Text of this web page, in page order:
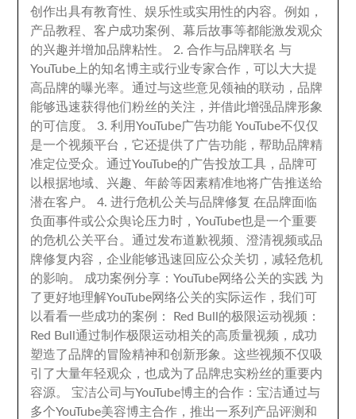
创作出具有教育性 、娱乐性或实用性的内容。例如 ，
产品教程 、客户成功案例 、幕后故事等都能激发观众
的兴趣并增加品牌粘性。 2.合作与品牌联名 与
YouTube上的知名博主或行业专家合作 ， 可以大大提
高品牌的曝光率。通过与这些意见领袖的联动 ，品牌
能够迅速获得他们粉丝的关注 ， 并借此增强品牌形象
的可信度。 3.利用YouTube广告功能 YouTube不仅仅
是一个视频平台 ，它还提供了广告功能 ，帮助品牌精
准定位受众。通过YouTube的广告投放工具 ，品牌可
以根据地域
兴趣 、年龄等因素精准地将广告推送给
潜在客户。 4.进行危机公关与品牌修复 在品牌面临
负面事件或公众舆论压力时 ，YouTube也是一个重要
的危机公关平台 。通过发布道歉视频 、澄清视频或品
牌修复内容 ，企业能够迅速回应公众关切 ，减轻危机
的影响。 成功案例分享 ：YouTube网络公关的实践 为
了更好地理解YouTube网络公关的实际运作 ，我们可
以看看一些成功的案例
： Red Bull的极限运动视频 ：
Red Bull通过制作极限运动相关的高质量视频 ， 成功
塑造了品牌的冒险精神和创新形象 。这些视频不仅吸
引了大量年轻观众 ，也成为了品牌忠实粉丝的重要内
容源。宝洁公司与YouTube博主的合作 ：宝洁通过与
多个YouTube美容博主合作 ，推出一系列产品评测和